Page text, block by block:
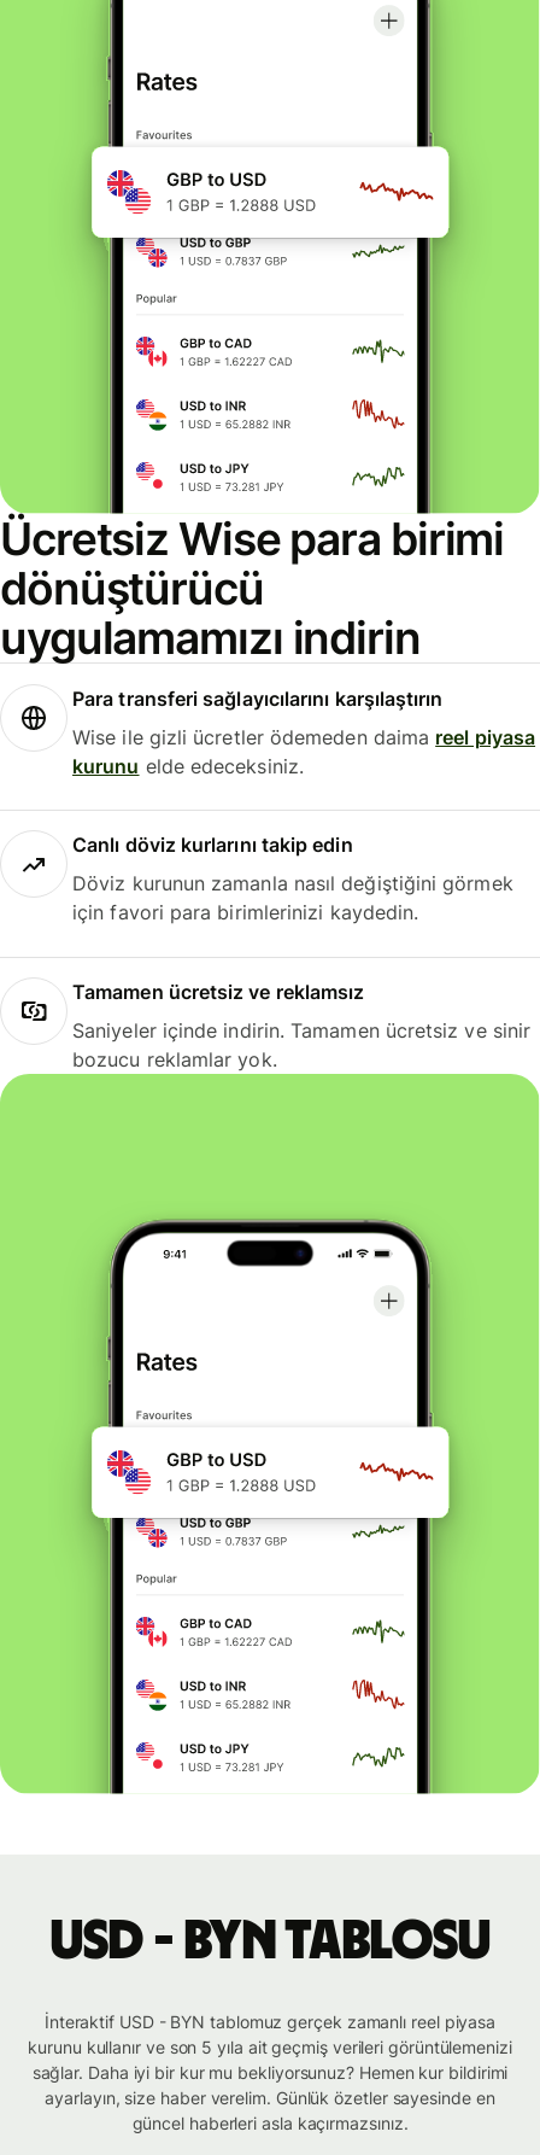
Ücretsiz Wise para birimi
dönüştürücü
uygulamamızı indirin
Para transferi sağlayıcılarını karşılaştırın
Wise ile gizli ücretler ödemeden daima reel piyasa
kurunu elde edeceksiniz.
Canlı döviz kurlarını takip edin
Döviz kurunun zamanla nasıl değiştiğini görmek
için favori para birimlerinizi kaydedin.
Tamamen ücretsiz ve reklamsız
Saniyeler içinde indirin. Tamamen ücretsiz ve sinir
bozucu reklamlar yok.
USD - BYN tablosu
İnteraktif USD - BYN tablomuz gerçek zamanlı reel piyasa
kurunu kullanır ve son 5 yıla ait geçmiş verileri görüntülemenizi
sağlar. Daha iyi bir kur mu bekliyorsunuz? Hemen kur bildirimi
ayarlayın, size haber verelim. Günlük özetler sayesinde en
güncel haberleri asla kaçırmazsınız.